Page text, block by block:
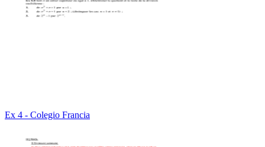
Ex 4 - Colegio Francia